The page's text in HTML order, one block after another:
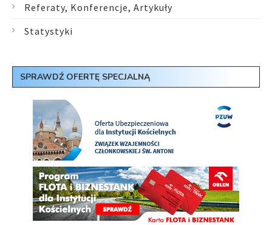
Referaty, Konferencje, Artykuły
Statystyki
SPRAWDŹ OFERTĘ SPECJALNĄ